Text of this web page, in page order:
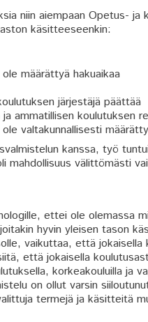
niin aiempaan Opetus- ja
käsitteeseenkin:
määrättyä hakuaikaa
järjestäjä päättää
ammatillisen koulutuksen
valtakunnallisesti
kanssa, työ
mahdollisuus välittömästi
ettei ole olemassa
hyvin yleisen tason
vaikuttaa, että
että jokaisella
korkeakouluilla ja
on ollut varsin
termejä ja käsitteitä